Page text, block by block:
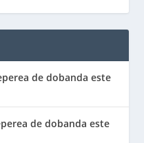
de dobanda este
de dobanda este